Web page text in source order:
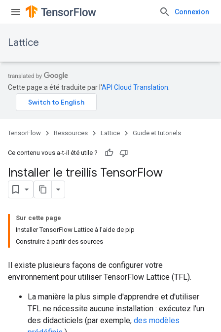
Connexion
Lattice
Cette page a été traduite par l'API Cloud Translation
TensorFlow Ressources Lattice Guide et tutoriels
Ce contenu vous a-t-il été utile ?
Installer le treillis TensorFlow
Sur cette page
Installer TensorFlow Lattice à l'aide de pip
Construire à partir des sources
Il existe plusieurs façons de configurer votre
environnement pour utiliser TensorFlow Lattice (TFL).
La manière la plus simple d'apprendre et d'utiliser
TFL ne nécessite aucune installation : exécutez l'un
des didacticiels (par exemple, des modèles